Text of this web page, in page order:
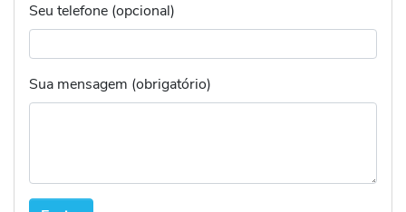
Seu telefone (opcional)
Sua mensagem (obrigatório)